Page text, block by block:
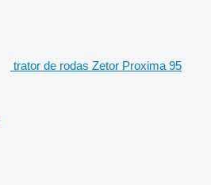
trator de rodas Zetor Proxima 95